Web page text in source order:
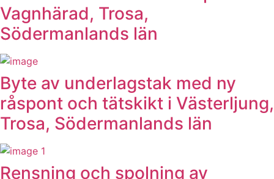
Vagnhärad, Trosa,
Södermanlands län
Byte av underlagstak med ny
råspont och tätskikt i Västerljung,
Trosa, Södermanlands län
Rensning och spolning av